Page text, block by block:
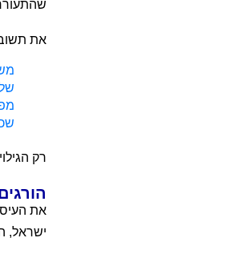
את
רק
את
ישראל,